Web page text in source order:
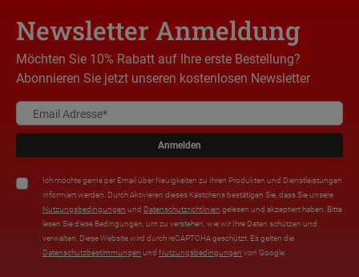
Newsletter Anmeldung
Möchten Sie 10% Rabatt auf Ihre erste Bestellung?
Abonnieren Sie jetzt unseren kostenlosen Newsletter
Anmelden
Ich möchte gerne per Email über Neuigkeiten zu Ihren Produkten und Dienstleistungen
informiert werden. Durch Aktivieren dieses Kästchens bestätigen Sie, dass Sie unsere
Nutzungsbedingungen und Datenschutzrichtlinien gelesen und akzeptiert haben. Bitte
lesen Sie diese Bedingungen, um zu verstehen, wie wir Ihre Daten schützen und
verwalten. Diese Website wird durch reCAPTCHA geschützt. Es gelten die
Datenschutzbestimmungen und Nutzungsbedingungen von Google.